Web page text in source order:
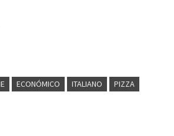
ECONÓMICO ITALIANO
PIZZA